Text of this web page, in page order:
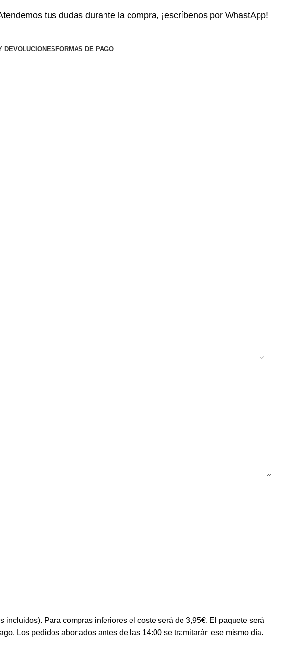
tus dudas durante la compra, ¡escríbenos por WhastApp!
DEVOLUCIONESFORMAS DE PAGO
Para compras inferiores el coste será de 3,95€. El paquete será
Los pedidos abonados antes de las 14:00 se tramitarán ese mismo día.